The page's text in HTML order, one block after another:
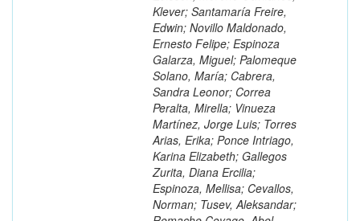
Klever; Santamaría Freire,
Edwin; Novillo Maldonado,
Ernesto Felipe; Espinoza
Galarza, Miguel; Palomeque
Solano, María; Cabrera,
Sandra Leonor; Correa
Peralta, Mirella; Vinueza
Martínez, Jorge Luis; Torres
Arias, Erika; Ponce Intriago,
Karina Elizabeth; Gallegos
Zurita, Diana Ercilia;
Espinoza, Mellisa; Cevallos,
Norman; Tusev, Aleksandar;